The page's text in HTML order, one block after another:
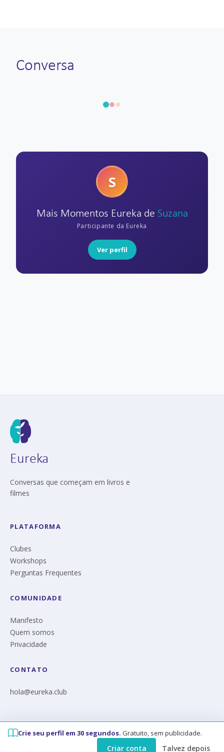
Conversa
S
Mais Momentos Eureka de Suzana
Participante da Eureka
Ver perfil
Eureka
Conversas que começam em livros e
filmes
PLATAFORMA
Clubes
Workshops
Perguntas Frequentes
COMUNIDADE
Manifesto
Quem somos
Privacidade
CONTATO
hola@eureka.club
© Eureka 2026
Crie seu perfil em 30 segundos. Gratuito, sem publicidade.
Criar conta Talvez depois